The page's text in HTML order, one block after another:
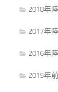
2018年
2017年
2016年
2015年